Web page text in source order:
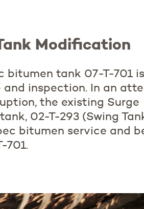
Modification
bitumen tank 07-T-701 is
inspection. In an
the existing Surge
02-T-293 (Swing
bitumen service and
701.